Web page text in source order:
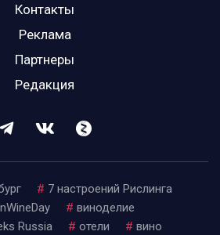
Контакты
Реклама
Партнеры
Редакция
# 7 настроений Рислинга
# виноделие
Russia # отели # вино